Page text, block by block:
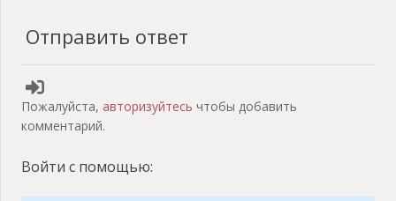
Отправить ответ
Пожалуйста, авторизуйтесь чтобы добавить
комментарий.
Войти с помощью: